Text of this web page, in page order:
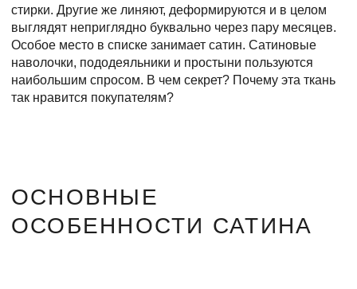
стирки. Другие же линяют, деформируются и в целом
выглядят неприглядно буквально через пару месяцев.
Особое место в списке занимает сатин. Сатиновые
наволочки, пододеяльники и простыни пользуются
наибольшим спросом. В чем секрет? Почему эта ткань
так нравится покупателям?
ОСНОВНЫЕ
ОСОБЕННОСТИ САТИНА